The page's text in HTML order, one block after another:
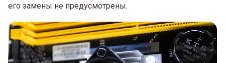
его замены не предусмотрены.